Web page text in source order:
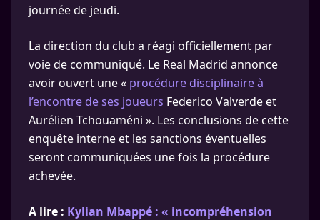
journée de jeudi.
La direction du club a réagi officiellement par
voie de communiqué. Le Real Madrid annonce
avoir ouvert une « procédure disciplinaire à
l’encontre de ses joueurs Federico Valverde et
Aurélien Tchouaméni ». Les conclusions de cette
enquête interne et les sanctions éventuelles
seront communiquées une fois la procédure
achevée.
A lire : Kylian Mbappé : « incompréhension